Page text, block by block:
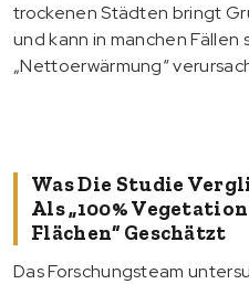
trockenen Städten bringt
und kann in manchen Fällen
„Nettoerwärmung“
Was Die Studie
Als „100%
Flächen“ Geschätzt
Das Forschungsteam